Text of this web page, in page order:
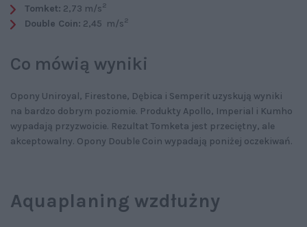
Tomket: 2,73 m/s2
Double Coin: 2,45 m/s2
Co mówią wyniki
Opony Uniroyal, Firestone, Dębica i Semperit uzyskują wyniki
na bardzo dobrym poziomie. Produkty Apollo, Imperial i Kumho
wypadają przyzwoicie. Rezultat Tomketa jest przeciętny, ale
akceptowalny. Opony Double Coin wypadają poniżej oczekiwań.
Aquaplaning wzdłużny